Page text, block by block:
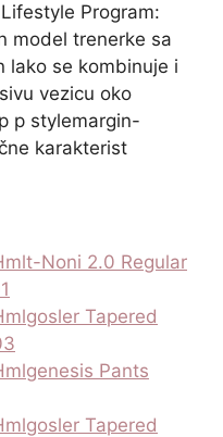
Program:
model trenerke sa
lako se kombinuje i
vezicu oko
p stylemargin-
karakterist
Noni 2.0 Regular
Tapered
Pants
Tapered